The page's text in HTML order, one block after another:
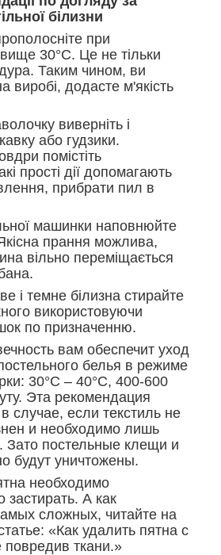
білизни
при
30°С. Це не тільки
Таким чином, ви
виробі, додасте м'якість
виверніть і
або гудзики.
помістіть
прості дії допомагають
прибрати пил в
машинки наповнюйте
прання можлива,
вільно переміщається
і темне білизна стирайте
використовуючи
по призначенню.
вам обеспечит уход
белья в режиме
30°С – 40°С, 400-600
Эта рекомендация
случае, если текстиль не
и необходимо лишь
Зато постельные клещи и
будут уничтожены.
необходимо
застирать. А как
сложных, читайте на
«Как удалить пятна с
повредив ткани.»